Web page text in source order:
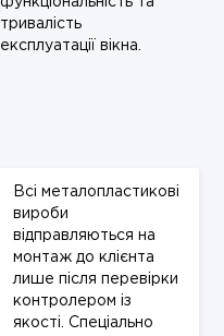
тривалість
експлуатації вікна.
Всі металопластикові
вироби
відправляються на
монтаж до клієнта
лише після перевірки
контролером із
якості. Спеціально